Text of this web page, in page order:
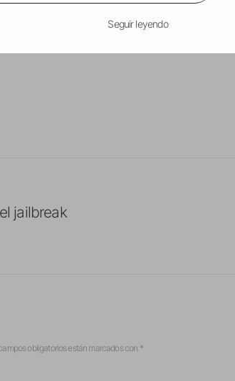
jailbreak
obligatorios están marcados con *
Seguir leyendo